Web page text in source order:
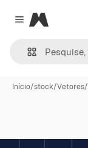
Close menu
Magnific
Início/stock/Vetores/